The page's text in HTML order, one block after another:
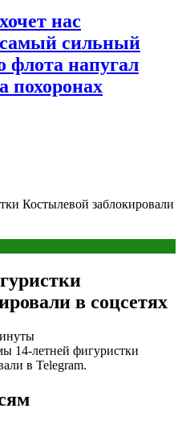
нас
сильный
флота напугал
похоронах
Костылевой заблокировали
в соцсетях
14-летней фигуристки
в Telegram.